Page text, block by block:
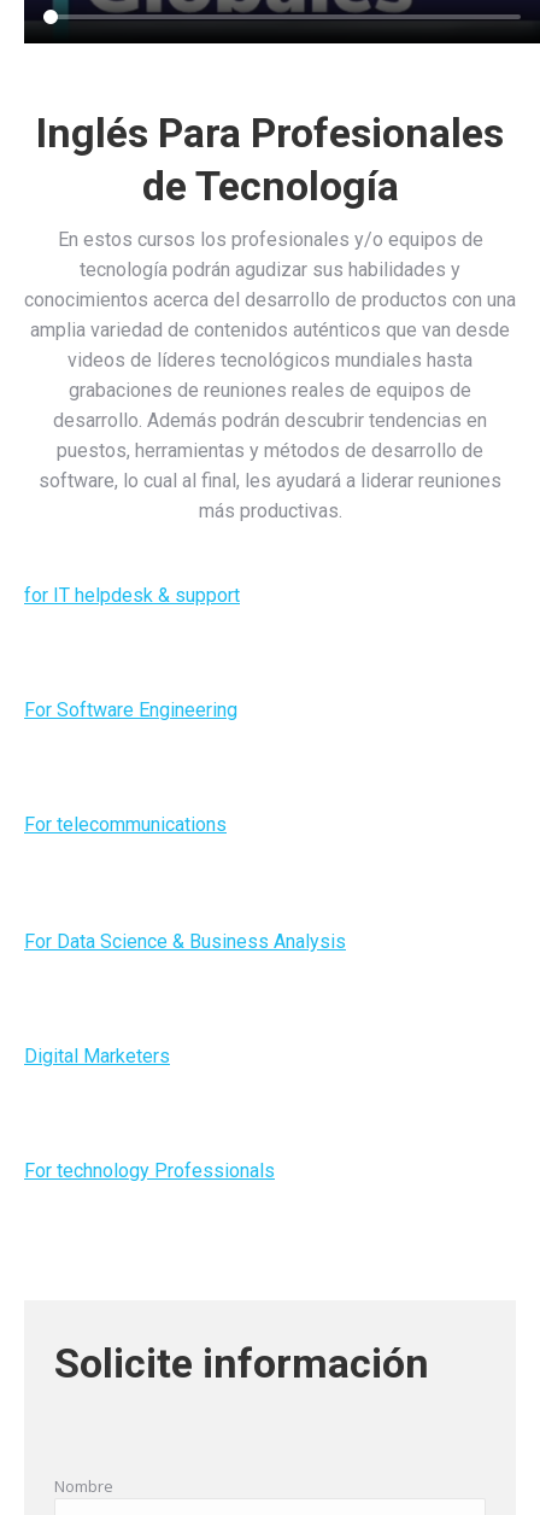
Inglés Para Profesionales
de Tecnología
En estos cursos los profesionales y/o equipos de
tecnología podrán agudizar sus habilidades y
conocimientos acerca del desarrollo de productos con una
amplia variedad de contenidos auténticos que van desde
videos de líderes tecnológicos mundiales hasta
grabaciones de reuniones reales de equipos de
desarrollo. Además podrán descubrir tendencias en
puestos, herramientas y métodos de desarrollo de
software, lo cual al final, les ayudará a liderar reuniones
más productivas.
for IT helpdesk & support
For Software Engineering
For telecommunications
For Data Science & Business Analysis
Digital Marketers
For technology Professionals
Solicite información
Nombre